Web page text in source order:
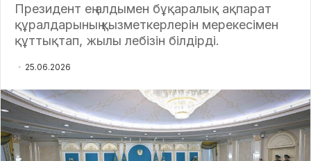
Президент ең алдымен бұқаралық ақпарат
құралдарының қызметкерлерін мерекесімен
құттықтап, жылы лебізін білдірді.
25.06.2026